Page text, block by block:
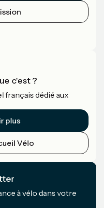
c'est ?
français dédié aux
plus
Vélo
à vélo dans votre